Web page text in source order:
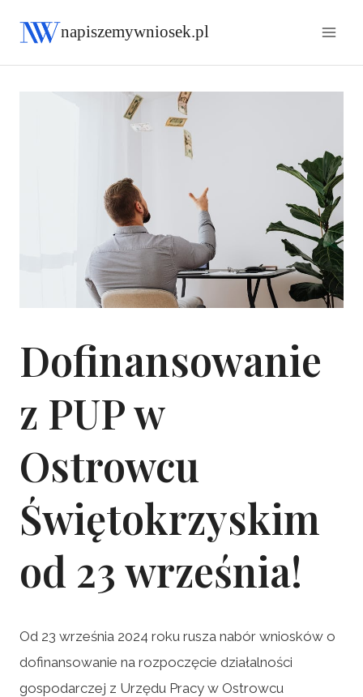
napiszemywniosek.pl
Dofinansowanie
z PUP w
Ostrowcu
Świętokrzyskim
od 23 września!
Od 23 września 2024 roku rusza nabór wniosków o
dofinansowanie na rozpoczęcie działalności
gospodarczej z Urzędu Pracy w Ostrowcu